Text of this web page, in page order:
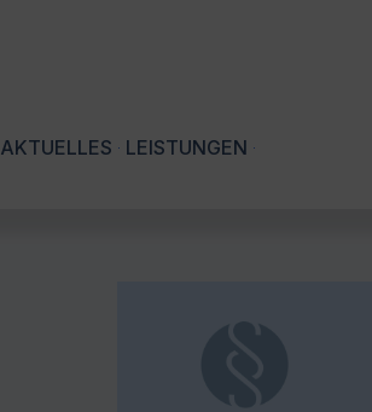
AKTUELLES LEISTUNGEN